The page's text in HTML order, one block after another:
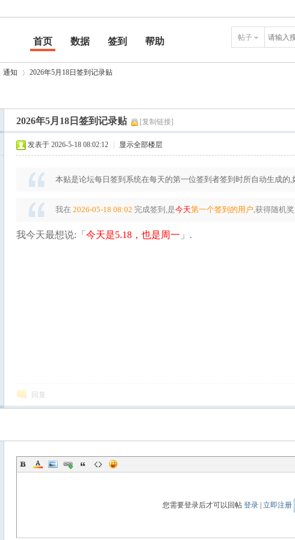
首页 数据 签到
帮助
帮助
帖子
通知
›
2026年5月18日签到记录贴
2026年5月18日签到记录贴 [复制链接]
发表于 2026-5-18 08:02:12 显示全部楼层
本贴是论坛每日签到系统在每天的第一位签到者签到时所自动生成的,
我在 2026-05-18 08:02 完成签到,是今天第一个签到的用户,获得随机
我今天最想说:「 今天是5.18，也是周一 」.
回复
您需要登录后才可以回帖 登录| 立即注册